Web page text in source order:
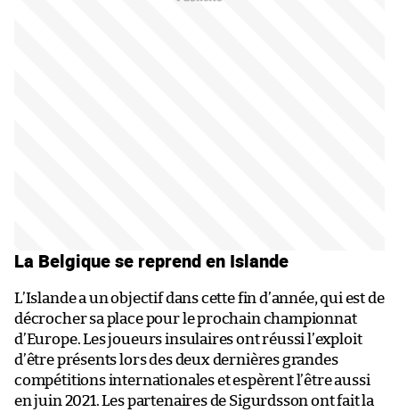
La Belgique se reprend en Islande
L’Islande a un objectif dans cette fin d’année, qui est de
décrocher sa place pour le prochain championnat
d’Europe. Les joueurs insulaires ont réussi l’exploit
d’être présents lors des deux dernières grandes
compétitions internationales et espèrent l’être aussi
en juin 2021. Les partenaires de Sigurdsson ont fait la